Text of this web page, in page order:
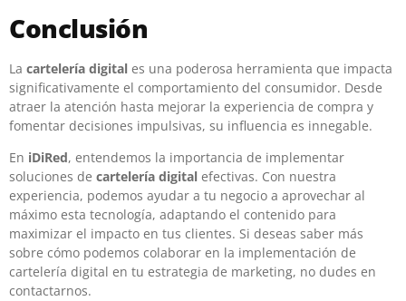
Conclusión
La cartelería digital es una poderosa herramienta que impacta
significativamente el comportamiento del consumidor. Desde
atraer la atención hasta mejorar la experiencia de compra y
fomentar decisiones impulsivas, su influencia es innegable.
En iDiRed, entendemos la importancia de implementar
soluciones de cartelería digital efectivas. Con nuestra
experiencia, podemos ayudar a tu negocio a aprovechar al
máximo esta tecnología, adaptando el contenido para
maximizar el impacto en tus clientes. Si deseas saber más
sobre cómo podemos colaborar en la implementación de
cartelería digital en tu estrategia de marketing, no dudes en
contactarnos.